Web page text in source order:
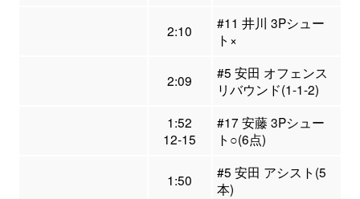
2:10
#11 井川 3Pシュー
ト×
2:09
#5 安田 オフェンス
リバウンド(1-1-2)
1:52
12-15
#17 安藤 3Pシュー
ト○(6点)
1:50
#5 安田 アシスト(5
本)